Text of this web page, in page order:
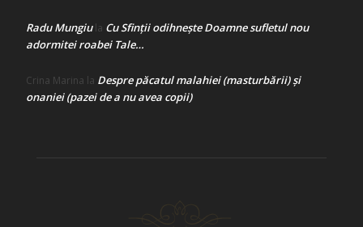
Radu Mungiula Cu Sfinții odihnește Doamne sufletul nou
adormitei roabei Tale…
Crina Marina la Despre păcatul malahiei (masturbării) şi
onaniei (pazei de a nu avea copii)